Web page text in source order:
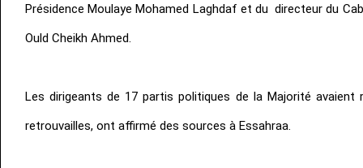
Présidence Moulaye Mohamed Laghdaf et du directeur du
Ould Cheikh Ahmed.
Les dirigeants de 17 partis politiques de la Majorité avaient
retrouvailles, ont affirmé des sources à Essahraa.